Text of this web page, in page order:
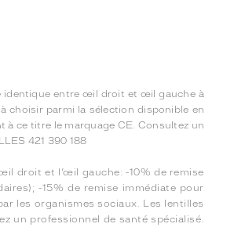
identique entre œil droit et œil gauche à
choisir parmi la sélection disponible en
ce titre le marquage CE. Consultez un
421 390 188
droit et l’œil gauche: -10% de remise
-15% de remise immédiate pour
les organismes sociaux. Les lentilles
un professionnel de santé spécialisé.